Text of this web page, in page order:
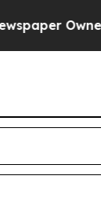
Owner